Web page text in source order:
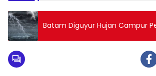
Batam Diguyur Hujan Campur